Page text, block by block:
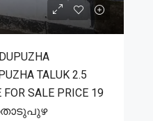
TALUK 2.5
FOR SALE PRICE 19
തൊടുപുഴ